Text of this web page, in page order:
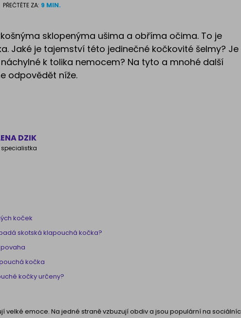
PŘEČTĚTE ZA: 9 MIN.
sklopenýma ušima a obříma očima. To je
Jaké je tajemství této jedinečné kočkovité šelmy? Je
k tolika nemocem? Na tyto a mnohé další
odpovědět níže.
DZIK
koček
skotská klapouchá kočka?
kočka
kočky určeny?
velké emoce. Na jedné straně vzbuzují obdiv a jsou populární na